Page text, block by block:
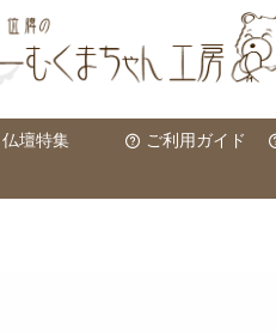
仏壇特集 ご利用ガイド